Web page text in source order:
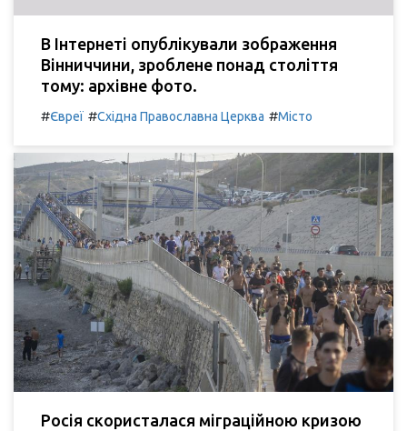
В Інтернеті опублікували зображення
Вінниччини, зроблене понад століття
тому: архівне фото.
#Євреї #Східна Православна Церква #Місто
Росія скористалася міграційною кризою